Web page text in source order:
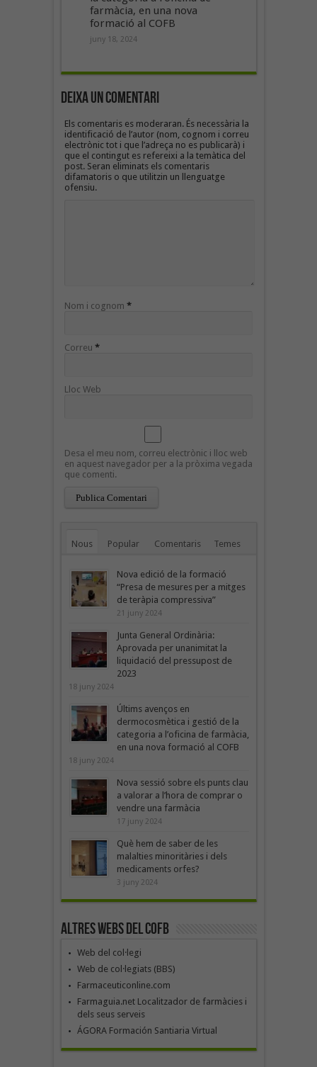
farmàcia, en una nova
formació al COFB
juny 18, 2024
Deixa un Comentari
Els comentaris es moderaran. És necessària la
identificació de l’autor (nom, cognom i correu
electrònic tot i que l’adreça no es publicarà) i
que el contingut es refereixi a la temàtica del
post. Seran eliminats els comentaris
difamatoris o que utilitzin un llenguatge
ofensiu.
Nom i cognom *
Correu *
Lloc Web
Desa el meu nom, correu electrònic i lloc web
en aquest navegador per a la pròxima vegada
que comenti.
Nous Popular Comentaris Temes
Nova edició de la formació
“Presa de mesures per a mitges
de teràpia compressiva”
21 juny 2024
Junta General Ordinària:
Aprovada per unanimitat la
liquidació del pressupost de
2023
18 juny 2024
Últims avenços en
dermocosmètica i gestió de la
categoria a l’oficina de farmàcia,
en una nova formació al COFB
18 juny 2024
Nova sessió sobre els punts clau
a valorar a l’hora de comprar o
vendre una farmàcia
17 juny 2024
Què hem de saber de les
malalties minoritàries i dels
medicaments orfes?
3 juny 2024
Altres webs del COFB
Web del col·legi
Web de col·legiats (BBS)
Farmaceuticonline.com
Farmaguia.net Localitzador de farmàcies i
dels seus serveis
ÁGORA Formación Santiaria Virtual